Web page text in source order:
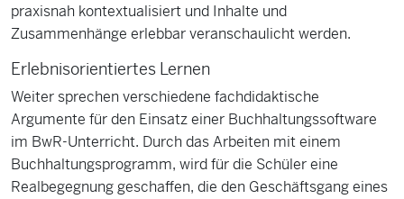
praxisnah kontextualisiert und Inhalte und
Zusammenhänge erlebbar veranschaulicht werden.
Erlebnisorientiertes Lernen
Weiter sprechen verschiedene fachdidaktische
Argumente für den Einsatz einer Buchhaltungssoftware
im BwR-Unterricht. Durch das Arbeiten mit einem
Buchhaltungsprogramm, wird für die Schüler eine
Realbegegnung geschaffen, die den Geschäftsgang eines